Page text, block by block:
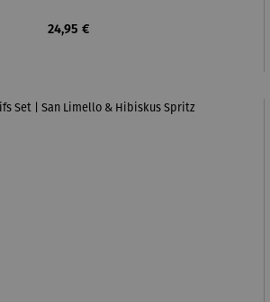
Regulärer Preis:
24,95 €